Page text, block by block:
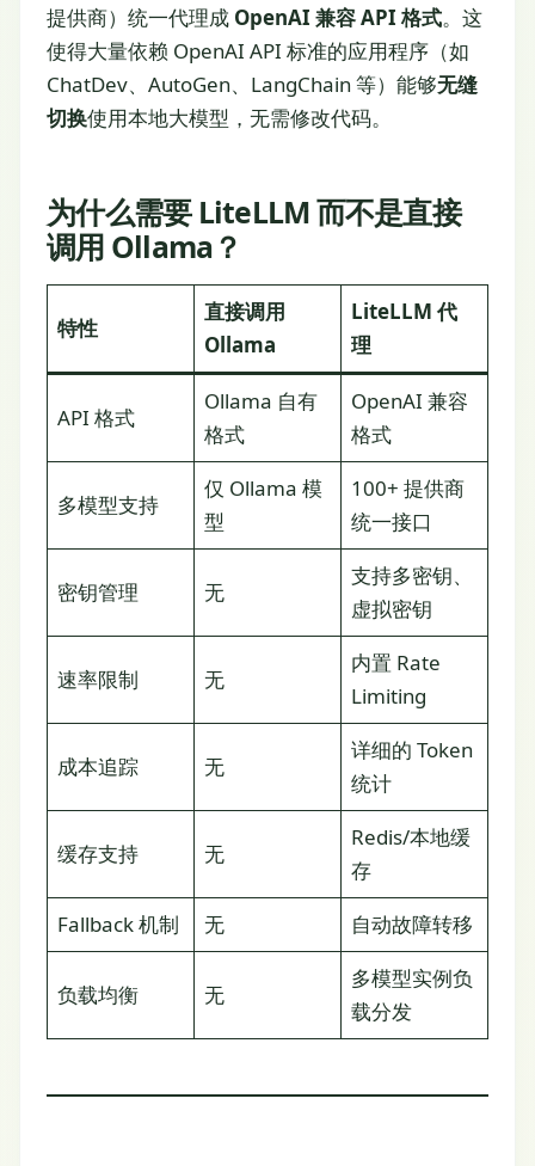
提供商）统一代理成 OpenAI 兼容 API 格式。这
使得大量依赖 OpenAI API 标准的应用程序（如
ChatDev、AutoGen、LangChain 等）能够无缝
切换使用本地大模型，无需修改代码。
为什么需要 LiteLLM 而不是直接
调用 Ollama？
特性
直接调用
Ollama
LiteLLM 代
理
API 格式
Ollama 自有
格式
OpenAI 兼容
格式
多模型支持
仅 Ollama 模
型
100+ 提供商
统一接口
密钥管理 无
支持多密钥、
虚拟密钥
速率限制 无
内置 Rate
Limiting
成本追踪 无
详细的 Token
统计
缓存支持 无
Redis/本地缓
存
Fallback 机制
无 自动故障转移
负载均衡 无
多模型实例负
载分发